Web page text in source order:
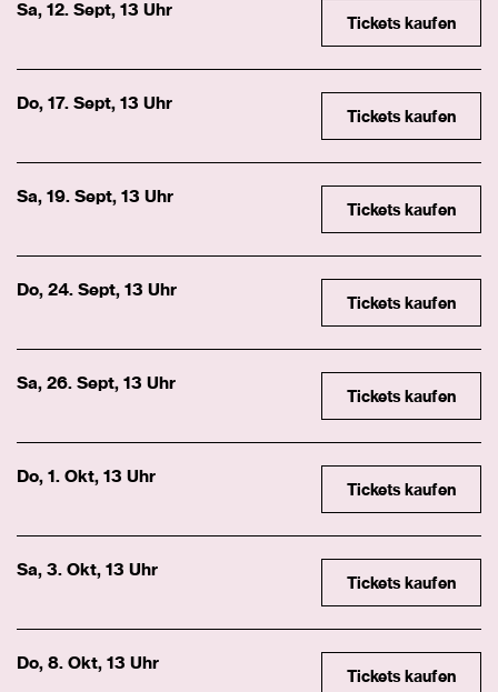
Sa, 12. Sept, 13 Uhr
Tickets kaufen
Do, 17. Sept, 13 Uhr
Tickets kaufen
Sa, 19. Sept, 13 Uhr
Tickets kaufen
Do, 24. Sept, 13 Uhr
Tickets kaufen
Sa, 26. Sept, 13 Uhr
Tickets kaufen
Do, 1. Okt, 13 Uhr
Tickets kaufen
Sa, 3. Okt, 13 Uhr
Tickets kaufen
Do, 8. Okt, 13 Uhr
Tickets kaufen